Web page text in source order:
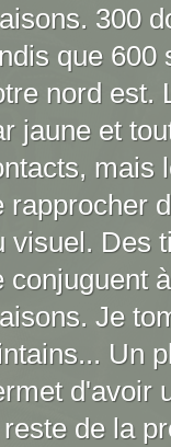
300
que 600
nord est.
jaune et
mais
rapprocher
visuel. Des
conjuguent
Je
Un
d'avoir
de la